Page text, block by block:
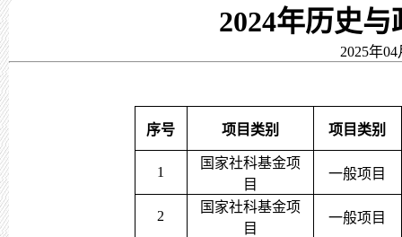
2024年历史
2025年
序号 项目类别 项目类别
1
国家社科基金项
目
一般项目
2
国家社科基金项
目
一般项目